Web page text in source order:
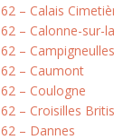
62 – Calais
62 – Calonne-sur-
62 –
62 – Caumont
62 – Coulogne
62 – Croisilles
62 – Dannes